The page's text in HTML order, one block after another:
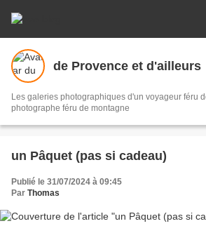
de Provence et d'ailleurs
Les galeries photographiques d'un voyageur féru
photographe féru de montagne
un Pâquet (pas si cadeau)
Publié le 31/07/2024 à 09:45
Par Thomas